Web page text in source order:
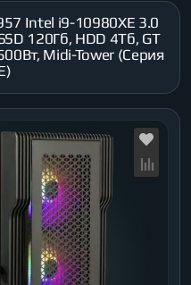
Intel i9-10980XE 3.0
120Гб, HDD 4Тб, GT
Midi-Tower (Серия